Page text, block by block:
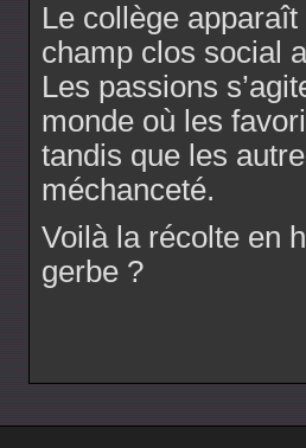
Le collège
champ clos social
Les passions
monde où les
tandis que les
méchanceté.
Voilà la récolte en
gerbe ?